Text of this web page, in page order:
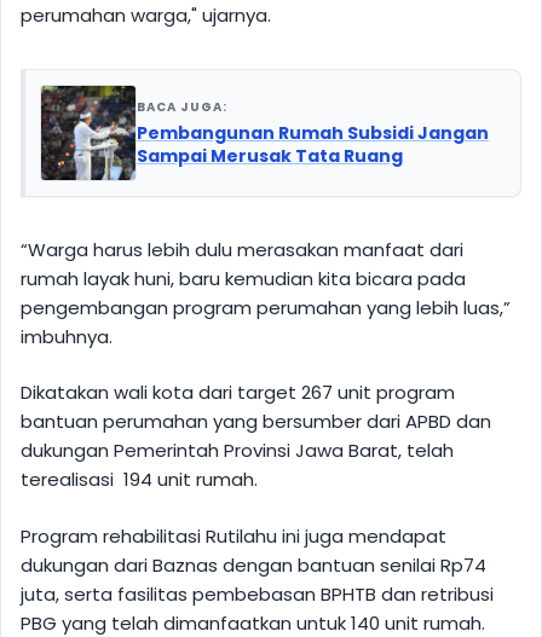
perumahan warga," ujarnya.
BACA JUGA:
Pembangunan Rumah Subsidi Jangan
Sampai Merusak Tata Ruang
“Warga harus lebih dulu merasakan manfaat dari
rumah layak huni, baru kemudian kita bicara pada
pengembangan program perumahan yang lebih luas,”
imbuhnya.
Dikatakan wali kota dari target 267 unit program
bantuan perumahan yang bersumber dari APBD dan
dukungan Pemerintah Provinsi Jawa Barat, telah
terealisasi 194 unit rumah.
Program rehabilitasi Rutilahu ini juga mendapat
dukungan dari Baznas dengan bantuan senilai Rp74
juta, serta fasilitas pembebasan BPHTB dan retribusi
PBG yang telah dimanfaatkan untuk 140 unit rumah.